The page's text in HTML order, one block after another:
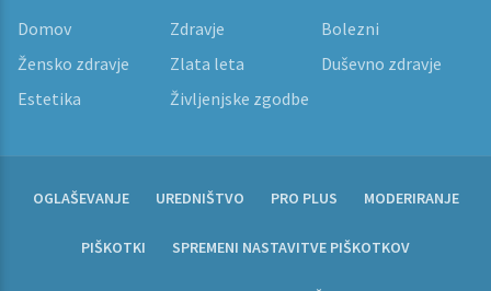
Domov Zdravje
Bolezni
Žensko zdravje
Zlata leta
Duševno zdravje
Estetika
Življenjske zgodbe
OGLAŠEVANJE UREDNIŠTVO PRO PLUS MODERIRANJE
PIŠKOTKI SPREMENI NASTAVITVE PIŠKOTKOV